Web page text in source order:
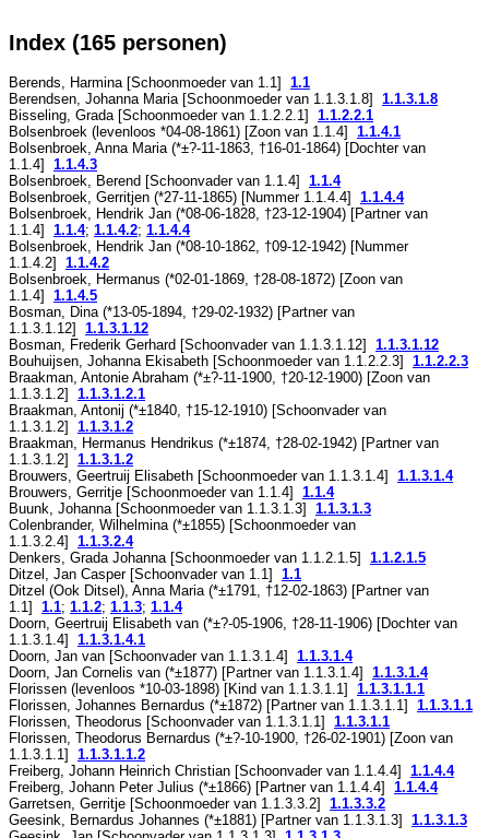
Index (165 personen)
Berends, Harmina [Schoonmoeder van 1.1 ] 1.1
Berendsen, Johanna Maria [Schoonmoeder van 1.1.3.1.8] 1.1.3.1.8
Bisseling, Grada [Schoonmoeder van 1.1.2.2.1 ] 1.1.2.2.1
Bolsenbroek (levenloos *04-08-1861 ) [Zoon van 1.1.4] 1.1.4.1
Bolsenbroek, Anna Maria (*±?-11-1863 , †16-01-1864) [Dochter van
1.1.4] 1.1.4.3
Bolsenbroek, Berend [Schoonvader van 1.1.4] 1.1.4
Bolsenbroek, Gerritjen (*27-11-1865) [Nummer 1.1.4.4] 1.1.4.4
Bolsenbroek, Hendrik Jan (*08-06-1828 , †23-12-1904) [Partner van
1.1.4] 1.1.4; 1.1.4.2; 1.1.4.4
Bolsenbroek, Hendrik Jan (*08-10-1862 , †09-12-1942) [Nummer
1.1.4.2] 1.1.4.2
Bolsenbroek, Hermanus (*02-01-1869 , †28-08-1872) [Zoon van
1.1.4] 1.1.4.5
Bosman, Dina (*13-05-1894 , †29-02-1932) [Partner van
1.1.3.1.12] 1.1.3.1.12
Bosman, Frederik Gerhard [Schoonvader van 1.1.3.1.12] 1.1.3.1.12
Bouhuijsen, Johanna Ekisabeth [Schoonmoeder van 1.1.2.2.3] 1.1.2.2.3
Braakman, Antonie Abraham (*±?-11-1900 , †20-12-1900) [Zoon van
1.1.3.1.2] 1.1.3.1.2.1
Braakman, Antonij (*±1840 , †15-12-1910) [Schoonvader van
1.1.3.1.2] 1.1.3.1.2
Braakman, Hermanus Hendrikus (*±1874 , †28-02-1942) [Partner van
1.1.3.1.2] 1.1.3.1.2
Brouwers, Geertruij Elisabeth [Schoonmoeder van 1.1.3.1.4] 1.1.3.1.4
Brouwers, Gerritje [Schoonmoeder van 1.1.4] 1.1.4
Buunk, Johanna [Schoonmoeder van 1.1.3.1.3] 1.1.3.1.3
Colenbrander, Wilhelmina (*±1855) [Schoonmoeder van
1.1.3.2.4] 1.1.3.2.4
Denkers, Grada Johanna [Schoonmoeder van 1.1.2.1.5] 1.1.2.1.5
Ditzel, Jan Casper [Schoonvader van 1.1 ] 1.1
Ditzel (Ook Ditsel), Anna Maria (*±1791 , †12-02-1863) [Partner van
1.1 ] 1.1; 1.1.2; 1.1.3; 1.1.4
Doorn, Geertruij Elisabeth van (*±?-05-1906 , †28-11-1906) [Dochter van
1.1.3.1.4] 1.1.3.1.4.1
Doorn, Jan van [Schoonvader van 1.1.3.1.4] 1.1.3.1.4
Doorn, Jan Cornelis van (*±1877) [Partner van 1.1.3.1.4] 1.1.3.1.4
Florissen (levenloos *10-03-1898) [Kind van 1.1.3.1.1 ] 1.1.3.1.1.1
Florissen, Johannes Bernardus (*±1872) [Partner van 1.1.3.1.1 ] 1.1.3.1.1
Florissen, Theodorus [Schoonvader van 1.1.3.1.1 ] 1.1.3.1.1
Florissen, Theodorus Bernardus (*±?-10-1900 , †26-02-1901 ) [Zoon van
1.1.3.1.1 ] 1.1.3.1.1.2
Freiberg, Johann Heinrich Christian [Schoonvader van 1.1.4.4] 1.1.4.4
Freiberg, Johann Peter Julius (*±1866) [Partner van 1.1.4.4] 1.1.4.4
Garretsen, Gerritje [Schoonmoeder van 1.1.3.3.2] 1.1.3.3.2
Geesink, Bernardus Johannes (*±1881 ) [Partner van 1.1.3.1.3] 1.1.3.1.3